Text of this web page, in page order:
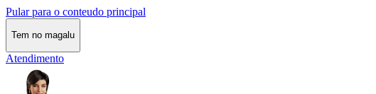
Pular para o conteudo principal
Tem no magalu
Atendimento